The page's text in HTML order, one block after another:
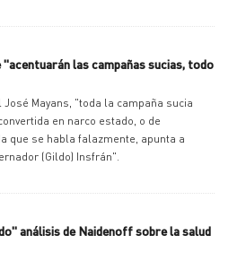
"acentuarán las campañas sucias, todo
Mayans, "toda la campaña sucia
en narco estado, o de
que se habla falazmente, apunta a
(Gildo) Insfrán".
análisis de Naidenoff sobre la salud